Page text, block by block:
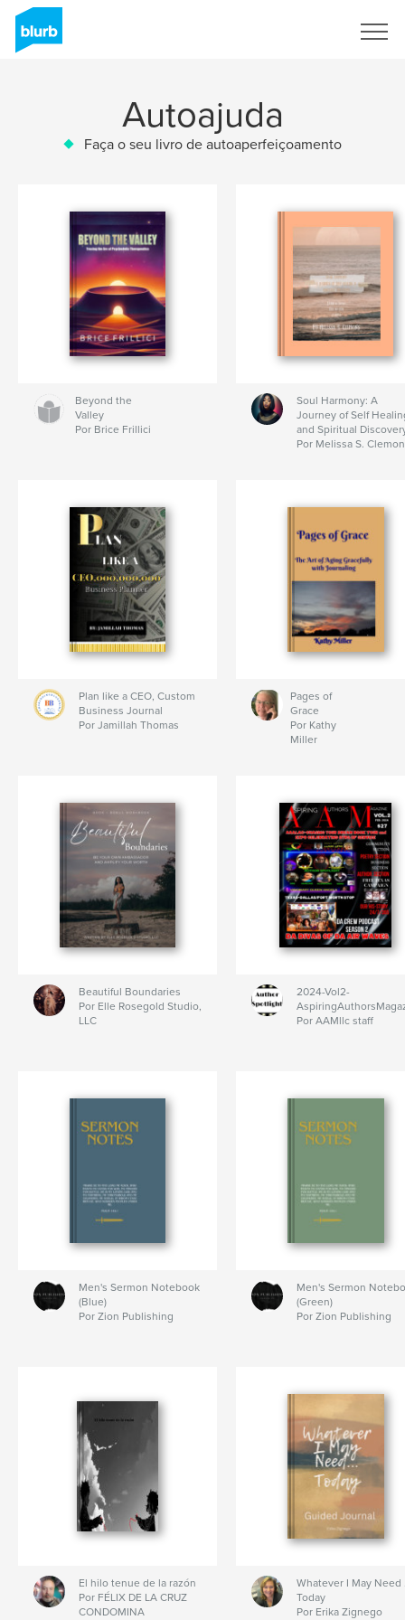
Autoajuda
Faça o seu livro de autoaperfeiçoamento
Beyond the
Valley
Por Brice Frillici
Soul Harmony: A
Journey of Self
and Spiritual
Por Melissa S.
Plan like a CEO, Custom
Business Journal
Por Jamillah Thomas
Pages of
Grace
Por Kathy
Miller
Beautiful Boundaries
Por Elle Rosegold Studio,
LLC
2024-Vol2-
Por AAMllc staff
Men's Sermon Notebook
(Blue)
Por Zion Publishing
Men's Sermon
(Green)
Por Zion Publishing
El hilo tenue de la razón
Por FÉLIX DE LA CRUZ
CONDOMINA
Whatever I May Need
Today
Por Erika Zignego